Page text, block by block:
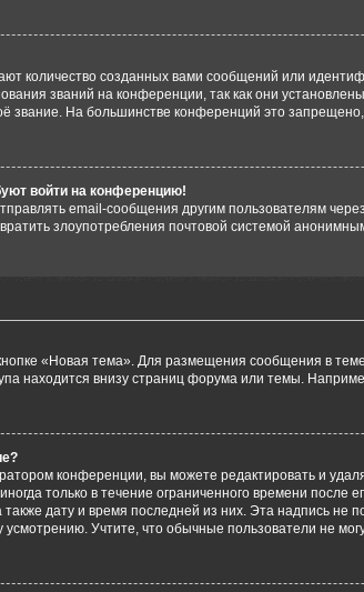
количество созданных вами сообщений или
званий на конференции, так как они
звание. На большинстве конференций это
войти на конференцию!
email-сообщения другим пользователям
злоупотребления почтовой системой
«Новая тема». Для размещения сообщения в
находится внизу страниц форума или темы.
конференции, вы можете редактировать и
только в течение ограниченного времени
также дату и время последней из них. Эта надпись
Учтите, что обычные пользователи не